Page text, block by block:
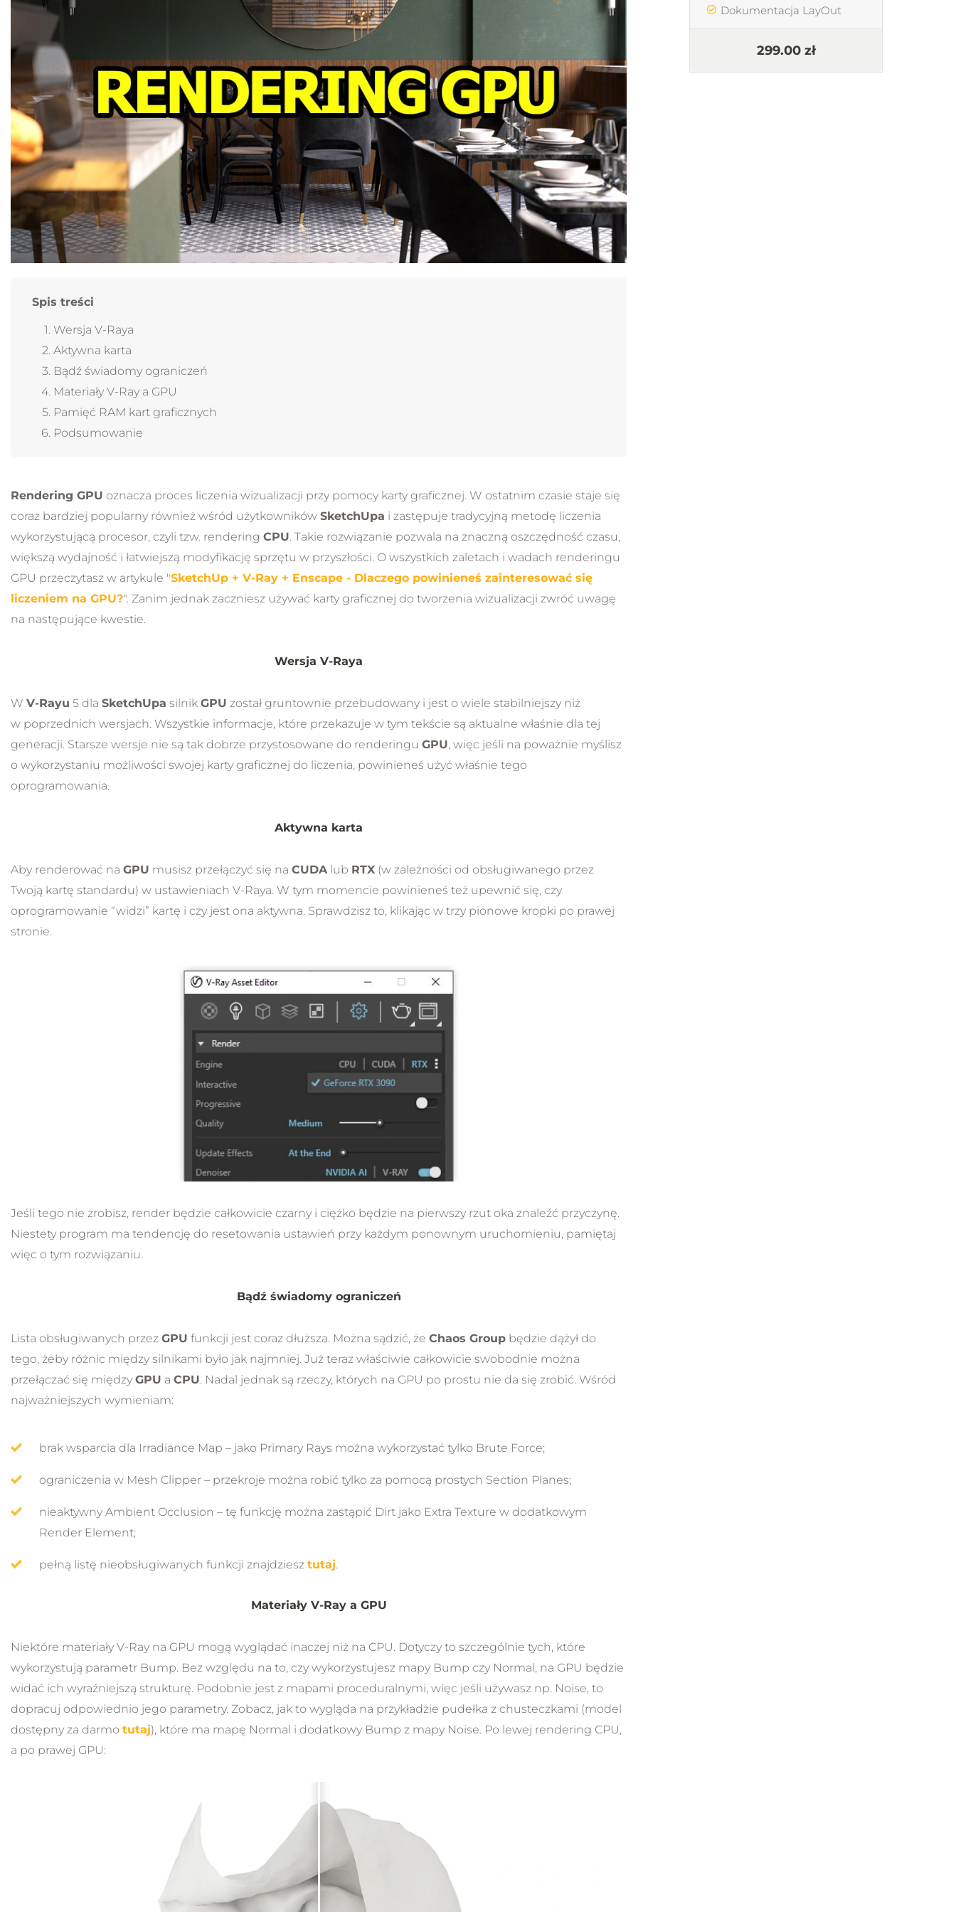
Spis treści
Wersja V-Raya
Aktywna karta
Bądź świadomy ograniczeń
Materiały V-Ray a GPU
Pamięć RAM kart graficznych
Podsumowanie
Rendering GPU oznacza proces liczenia wizualizacji przy pomocy karty graficznej. W ostatnim czasie staje się
coraz bardziej popularny również wśród użytkowników SketchUpa i zastępuje tradycyjną metodę liczenia
wykorzystującą procesor, czyli tzw. rendering CPU. Takie rozwiązanie pozwala na znaczną oszczędność czasu,
większą wydajność i łatwiejszą modyfikację sprzętu w przyszłości. O wszystkich zaletach i wadach renderingu
GPU przeczytasz w artykule "SketchUp + V-Ray + Enscape - Dlaczego powinieneś zainteresować się
liczeniem na GPU?". Zanim jednak zaczniesz używać karty graficznej do tworzenia wizualizacji zwróć uwagę
na następujące kwestie.
Wersja V-Raya
W V-Rayu 5 dla SketchUpa silnik GPU został gruntownie przebudowany i jest o wiele stabilniejszy niż
w poprzednich wersjach. Wszystkie informacje, które przekazuje w tym tekście są aktualne właśnie dla tej
generacji. Starsze wersje nie są tak dobrze przystosowane do renderingu GPU, więc jeśli na poważnie myślisz
o wykorzystaniu możliwości swojej karty graficznej do liczenia, powinieneś użyć właśnie tego
oprogramowania.
Aktywna karta
Aby renderować na GPU musisz przełączyć się na CUDAlub RTX (w zależności od obsługiwanego przez
Twoją kartę standardu) w ustawieniach V-Raya. W tym momencie powinieneś też upewnić się, czy
oprogramowanie “widzi” kartę i czy jest ona aktywna. Sprawdzisz to, klikając w trzy pionowe kropki po prawej
stronie.
Jeśli tego nie zrobisz, render będzie całkowicie czarny i ciężko będzie na pierwszy rzut oka znaleźć przyczynę.
Niestety program ma tendencję do resetowania ustawień przy każdym ponownym uruchomieniu, pamiętaj
więc o tym rozwiązaniu.
Bądź świadomy ograniczeń
Lista obsługiwanych przez GPU funkcji jest coraz dłuższa. Można sądzić, że Chaos Group będzie dążył do
tego, żeby różnic między silnikami było jak najmniej. Już teraz właściwie całkowicie swobodnie można
przełączać się między GPU a CPU. Nadal jednak są rzeczy, których na GPU po prostu nie da się zrobić. Wśród
najważniejszych wymieniam:
brak wsparcia dla Irradiance Map – jako Primary Rays można wykorzystać tylko Brute Force;
ograniczenia w Mesh Clipper – przekroje można robić tylko za pomocą prostych Section Planes;
nieaktywny Ambient Occlusion – tę funkcję można zastąpić Dirt jako Extra Texture w dodatkowym
Render Element;
pełną listę nieobsługiwanych funkcji znajdziesz tutaj.
Materiały V-Ray a GPU
Niektóre materiały V-Ray na GPU mogą wyglądać inaczej niż na CPU. Dotyczy to szczególnie tych, które
wykorzystują parametr Bump. Bez względu na to, czy wykorzystujesz mapy Bump czy Normal, na GPU będzie
widać ich wyraźniejszą strukturę. Podobnie jest z mapami proceduralnymi, więc jeśli używasz np. Noise, to
dopracuj odpowiednio jego parametry. Zobacz, jak to wygląda na przykładzie pudełka z chusteczkami (model
dostępny za darmo tutaj), które ma mapę Normal i dodatkowy Bump z mapy Noise. Po lewej rendering CPU,
a po prawej GPU:
Nowe funkcje AI
347.00 zł
Dokumentacja LayOut
299.00 zł